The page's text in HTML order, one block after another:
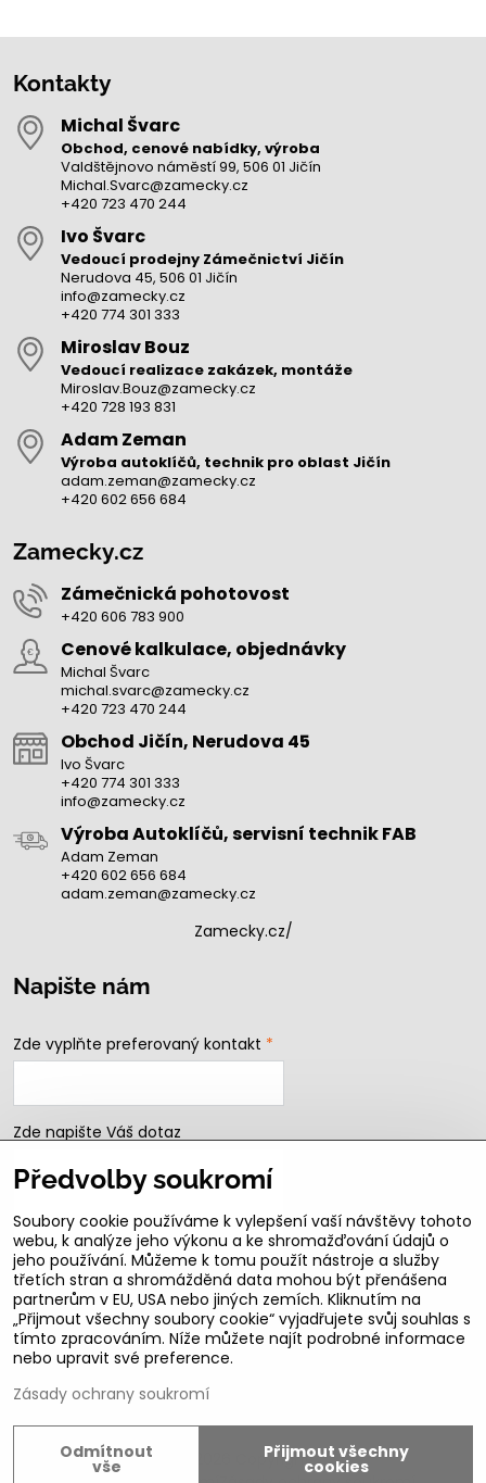
Kontakty
Michal Švarc
Obchod, cenové nabídky, výroba
Valdštějnovo náměstí 99, 506 01 Jičín
Michal.Svarc@zamecky.cz
+420 723 470 244
Ivo Švarc
Vedoucí prodejny Zámečnictví Jičín
Nerudova 45, 506 01 Jičín
info@zamecky.cz
+420 774 301 333
Miroslav Bouz
Vedoucí realizace zakázek, montáže
Miroslav.Bouz@zamecky.cz
+420 728 193 831
Adam Zeman
Výroba autoklíčů, technik pro oblast Jičín
adam.zeman@zamecky.cz
+420 602 656 684
Zamecky.cz
Zámečnická pohotovost
+420 606 783 900
Cenové kalkulace, objednávky
Michal Švarc
michal.svarc@zamecky.cz
+420 723 470 244
Obchod Jičín, Nerudova 45
Ivo Švarc
+420 774 301 333
info@zamecky.cz
Výroba Autoklíčů, servisní technik FAB
Adam Zeman
+420 602 656 684
adam.zeman@zamecky.cz
Zamecky.cz/
Napište nám
Zde vyplňte preferovaný kontakt *
Zde napište Váš dotaz
Odeslat
B2b podmínky pro registrované partnery
Copyright
Předvolby soukromí
Soubory cookie používáme k vylepšení vaší návštěvy tohoto
webu, k analýze jeho výkonu a ke shromažďování údajů o
jeho používání. Můžeme k tomu použít nástroje a služby
třetích stran a shromážděná data mohou být přenášena
partnerům v EU, USA nebo jiných zemích. Kliknutím na
„Přijmout všechny soubory cookie“ vyjadřujete svůj souhlas s
tímto zpracováním. Níže můžete najít podrobné informace
nebo upravit své preference.
Zásady ochrany soukromí
Přijmout všechny
cookies
Odmítnout
vše